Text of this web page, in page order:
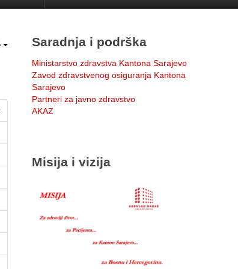
Saradnja i podrška
Ministarstvo zdravstva Kantona Sarajevo
Zavod zdravstvenog osiguranja Kantona
Sarajevo
Partneri za javno zdravstvo
AKAZ
Misija i vizija